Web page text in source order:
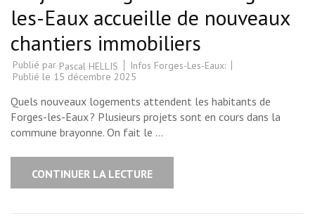
les-Eaux accueille de nouveaux
chantiers immobiliers
Publié par Pascal HELLIS
Infos Forges-Les-Eaux:
Publié le 15 décembre 2025
Quels nouveaux logements attendent les habitants de
Forges-les-Eaux ? Plusieurs projets sont en cours dans la
commune brayonne. On fait le …
CONTINUER LA LECTURE